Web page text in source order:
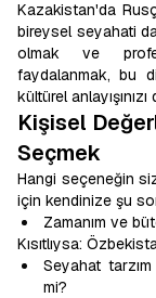
Kazakistan'da
bireysel seyahati
olmak ve
faydalanmak, bu
kültürel
Kişisel
Seçmek
Hangi seçeneğin
için kendinize şu
Zamanım ve
Kısıtlıysa:
Seyahat
mi?